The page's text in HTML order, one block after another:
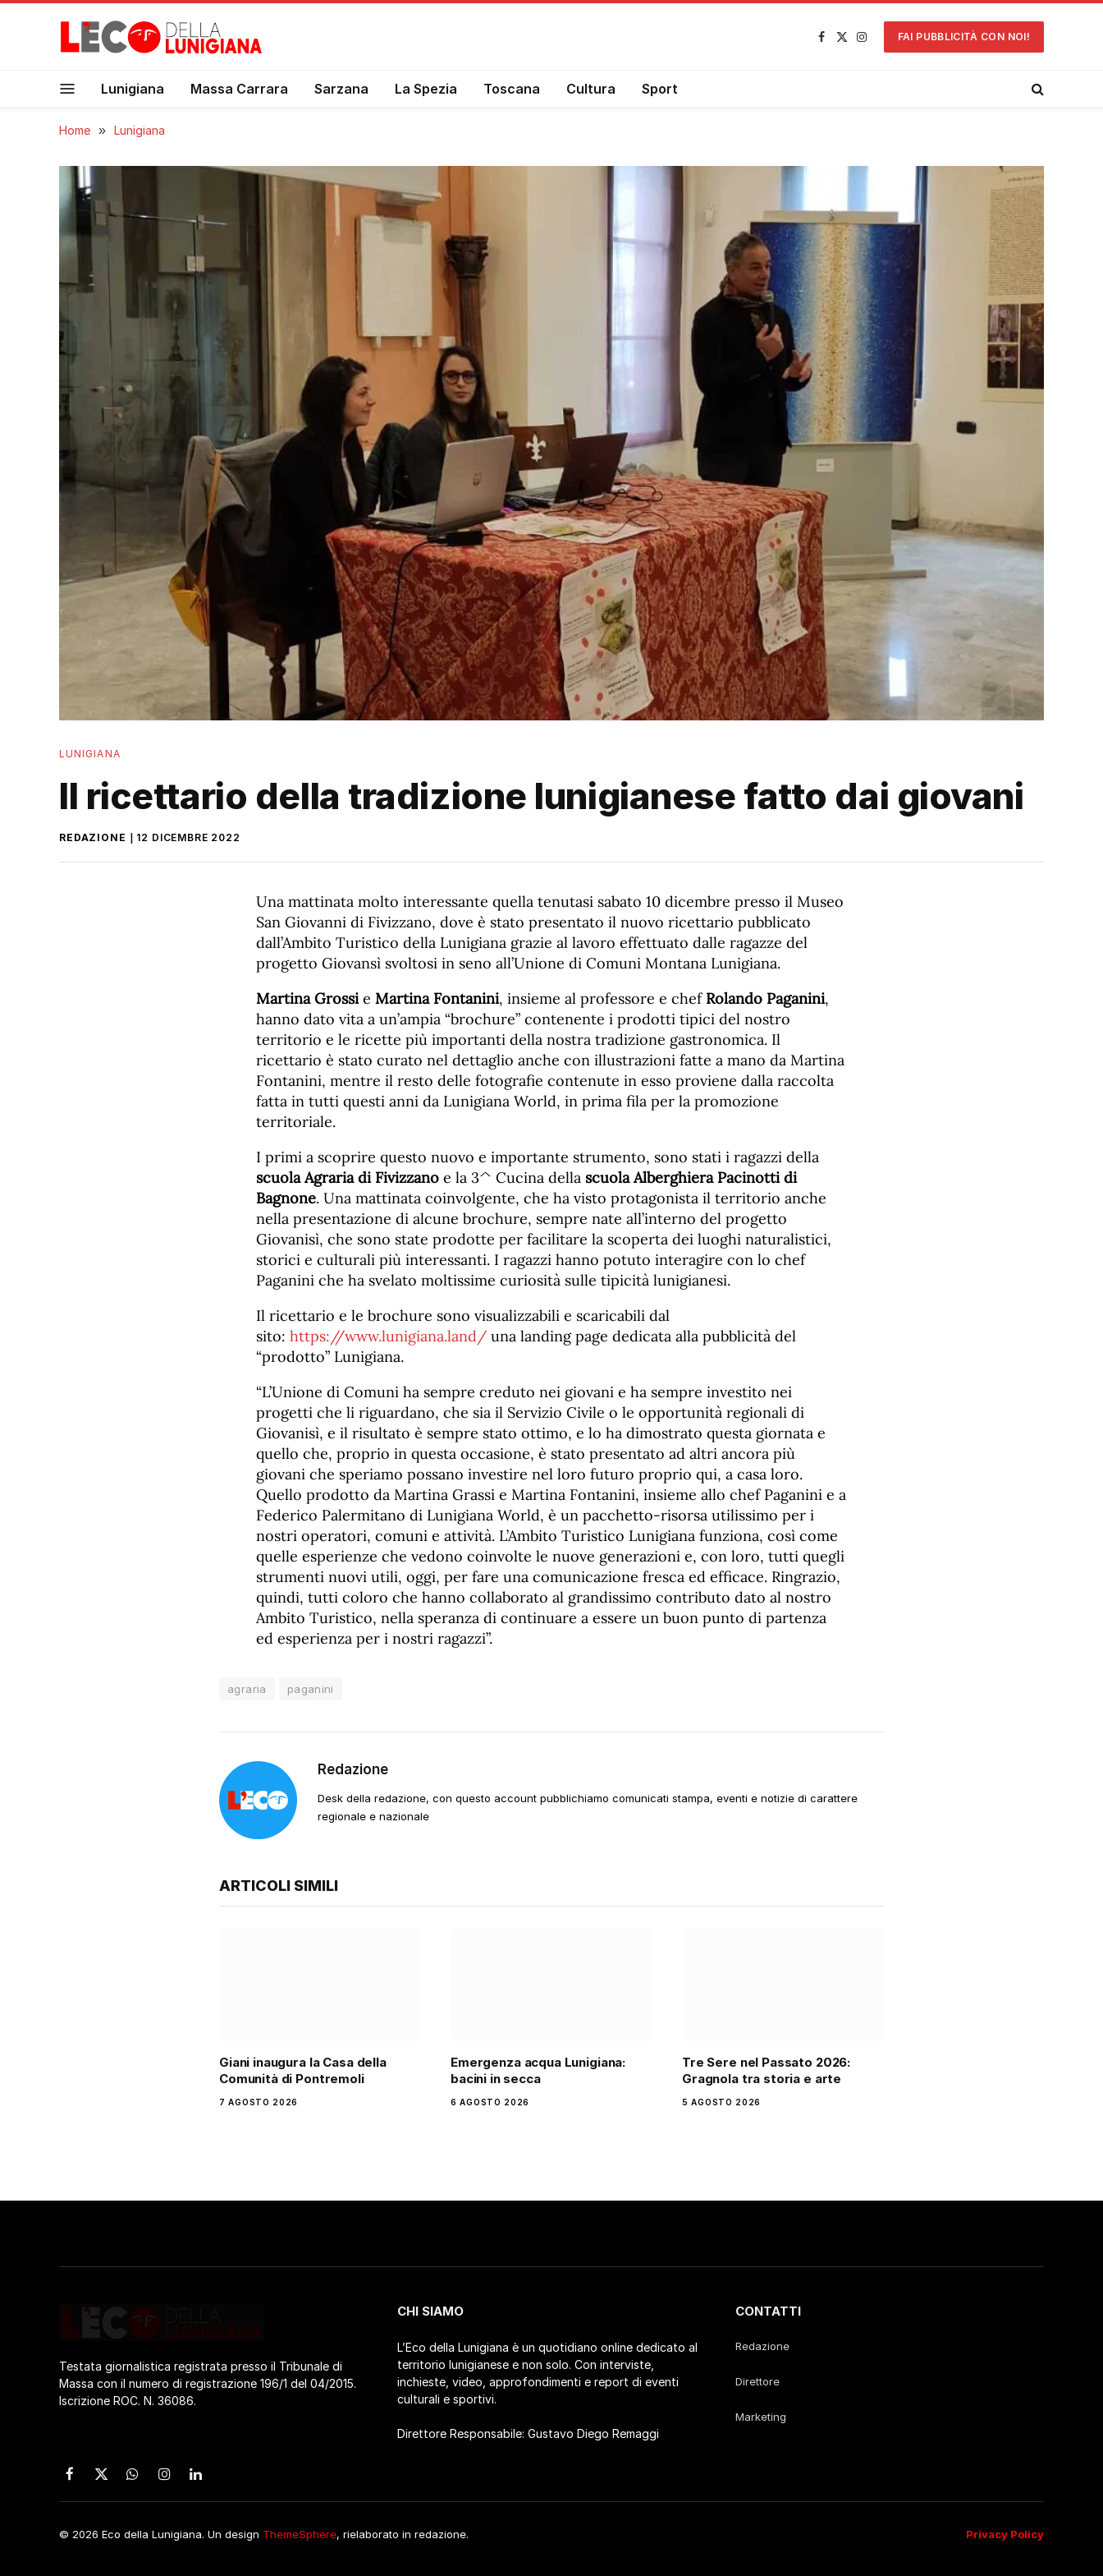
Facebook
X
Instagram
FAI PUBBLICITÀ CON NOI!
Lunigiana Massa Carrara Sarzana La Spezia Toscana Cultura Sport
Home » Lunigiana
LUNIGIANA
Il ricettario della tradizione lunigianese fatto dai giovani
REDAZIONE 12 DICEMBRE 2022
Una mattinata molto interessante quella tenutasi sabato 10 dicembre presso il Museo
San Giovanni di Fivizzano, dove è stato presentato il nuovo ricettario pubblicato
dall’Ambito Turistico della Lunigiana grazie al lavoro effettuato dalle ragazze del
progetto Giovansì svoltosi in seno all’Unione di Comuni Montana Lunigiana.
Martina Grossie Martina Fontanini, insieme al professore e chef Rolando Paganini,
hanno dato vita a un’ampia “brochure” contenente i prodotti tipici del nostro
territorio e le ricette più importanti della nostra tradizione gastronomica. Il
ricettario è stato curato nel dettaglio anche con illustrazioni fatte a mano da Martina
Fontanini, mentre il resto delle fotografie contenute in esso proviene dalla raccolta
fatta in tutti questi anni da Lunigiana World, in prima fila per la promozione
territoriale.
I primi a scoprire questo nuovo e importante strumento, sono stati i ragazzi della
scuola Agraria di Fivizzano e la 3^ Cucina della scuola Alberghiera Pacinotti di
Bagnone. Una mattinata coinvolgente, che ha visto protagonista il territorio anche
nella presentazione di alcune brochure, sempre nate all’interno del progetto
Giovanisì, che sono state prodotte per facilitare la scoperta dei luoghi naturalistici,
storici e culturali più interessanti. I ragazzi hanno potuto interagire con lo chef
Paganini che ha svelato moltissime curiosità sulle tipicità lunigianesi.
Il ricettario e le brochure sono visualizzabili e scaricabili dal
sito: https://www.lunigiana.land/ una landing page dedicata alla pubblicità del
“prodotto” Lunigiana.
“L’Unione di Comuni ha sempre creduto nei giovani e ha sempre investito nei
progetti che li riguardano, che sia il Servizio Civile o le opportunità regionali di
Giovanisì, e il risultato è sempre stato ottimo, e lo ha dimostrato questa giornata e
quello che, proprio in questa occasione, è stato presentato ad altri ancora più
giovani che speriamo possano investire nel loro futuro proprio qui, a casa loro.
Quello prodotto da Martina Grassi e Martina Fontanini, insieme allo chef Paganini e a
Federico Palermitano di Lunigiana World, è un pacchetto-risorsa utilissimo per i
nostri operatori, comuni e attività. L’Ambito Turistico Lunigiana funziona, così come
quelle esperienze che vedono coinvolte le nuove generazioni e, con loro, tutti quegli
strumenti nuovi utili, oggi, per fare una comunicazione fresca ed efficace. Ringrazio,
quindi, tutti coloro che hanno collaborato al grandissimo contributo dato al nostro
Ambito Turistico, nella speranza di continuare a essere un buon punto di partenza
ed esperienza per i nostri ragazzi”.
agraria paganini
Redazione
Desk della redazione, con questo account pubblichiamo comunicati stampa, eventi e notizie di carattere
regionale e nazionale
ARTICOLI SIMILI
Giani inaugura la Casa della
Comunità di Pontremoli
7 AGOSTO 2026
Emergenza acqua Lunigiana:
bacini in secca
6 AGOSTO 2026
Tre Sere nel Passato 2026:
Gragnola tra storia e arte
5 AGOSTO 2026
Testata giornalistica registrata presso il Tribunale di
Massa con il numero di registrazione 196/1 del 04/2015.
Iscrizione ROC. N. 36086.
CHI SIAMO
L’Eco della Lunigiana è un quotidiano online dedicato al
territorio lunigianese e non solo. Con interviste,
inchieste, video, approfondimenti e report di eventi
culturali e sportivi.
Direttore Responsabile: Gustavo Diego Remaggi
CONTATTI
Redazione
Direttore
Marketing
Facebook
X
(Twitter)
WhatsApp
Instagram
LinkedIn
© 2026 Eco della Lunigiana. Un design ThemeSphere, rielaborato in redazione. Privacy Policy